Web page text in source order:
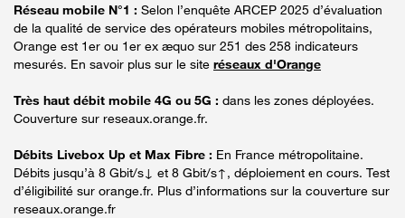
Réseau mobile N°1 : Selon l’enquête ARCEP 2025 d’évaluation
de la qualité de service des opérateurs mobiles métropolitains,
Orange est 1er ou 1er ex æquo sur 251 des 258 indicateurs
mesurés. En savoir plus sur le site réseaux d'Orange
Très haut débit mobile 4G ou 5G : dans les zones déployées.
Couverture sur reseaux.orange.fr.
Débits Livebox Up et Max Fibre : En France métropolitaine.
Débits jusqu’à 8 Gbit/s↓ et 8 Gbit/s↑, déploiement en cours. Test
d’éligibilité sur orange.fr. Plus d’informations sur la couverture sur
reseaux.orange.fr